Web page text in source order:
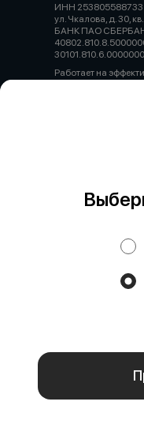
аналитических
конфиденциальности
ИНН 253805588733
ул. Чкалова, д. 30,
БАНК ПАО
Работает на